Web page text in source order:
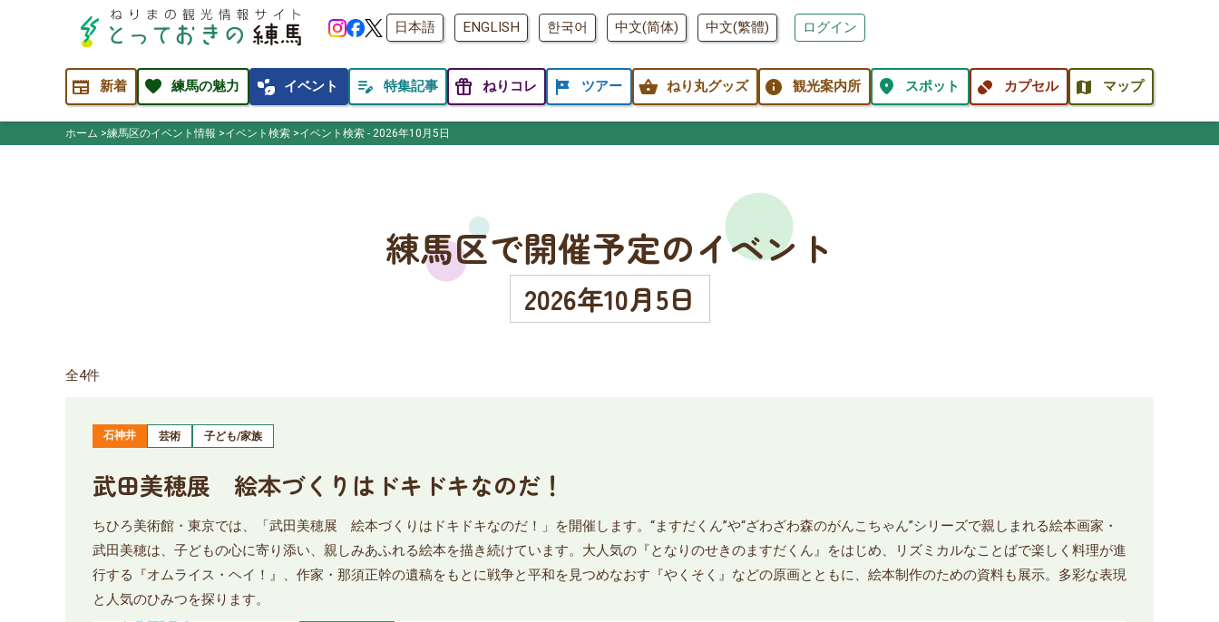
日本語 ENGLISH 한국어 中文(简体) 中文(繁體) ログイン
newspaper 新着 favorite 練馬の魅力 temp_preferences_eco イベント edit_note 特集記事 featured_seasonal_and_gifts ねりコレ tour ツアー shopping_basket ねり丸グッズ info 観光案内所 location_on スポット pill カプセル map マップ
ホーム 練馬区のイベント情報 イベント検索 イベント検索 - 2026年10月5日
練馬区で開催予定のイベント
2026年10月5日
全4件
石神井 芸術 子ども/家族
武田美穂展 絵本づくりはドキドキなのだ！
ちひろ美術館・東京では、「武田美穂展 絵本づくりはドキドキなのだ！」を開催します。“ますだくん”や“ざわざわ森のがんこちゃん”シリーズで親しまれる絵本画家・
武田美穂は、子どもの心に寄り添い、親しみあふれる絵本を描き続けています。大人気の『となりのせきのますだくん』をはじめ、リズミカルなことばで楽しく料理が進
行する『オムライス・ヘイ！』、作家・那須正幹の遺稿をもとに戦争と平和を見つめなおす『やくそく』などの原画とともに、絵本制作のための資料も展示。多彩な表現
と人気のひみつを探ります。